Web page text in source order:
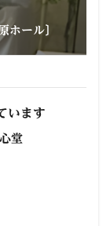
ホール〕
います
堂